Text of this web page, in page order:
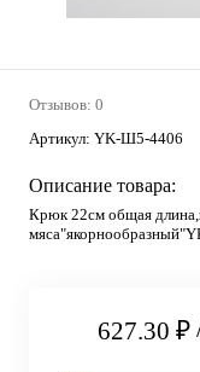
Отзывов: 0
Артикул: YK-Ш5-4406
Описание товара:
Крюк 22см общая
627.30 ₽